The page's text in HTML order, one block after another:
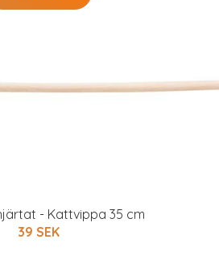
- Kattvippa 35 cm
39 SEK